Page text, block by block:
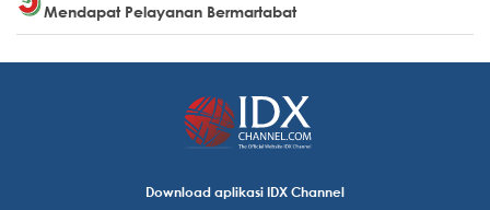
Mendapat Pelayanan Bermartabat
Download aplikasi IDX Channel